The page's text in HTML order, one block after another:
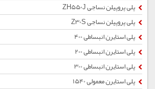
پلی پروپیلن نساجی ZH550J
پلی پروپیلن نساجی Z30S
پلی استایرن انبساطی 400
پلی استایرن انبساطی 200
پلی استایرن انبساطی 300
پلی استایرن معمولی 1540